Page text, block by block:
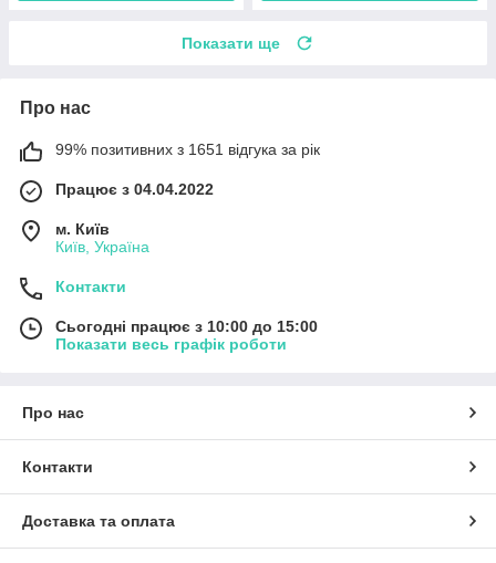
Показати ще
Про нас
99% позитивних з 1651 відгука за рік
Працює з 04.04.2022
м. Київ
Київ, Україна
Контакти
Сьогодні працює з 10:00 до 15:00
Показати весь графік роботи
Про нас
Контакти
Доставка та оплата